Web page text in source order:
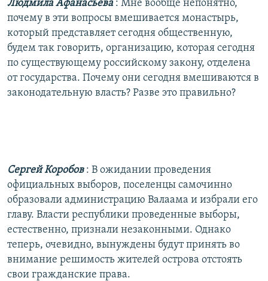
Людмила Афанасьева : Мне вообще непонятно,
почему в эти вопросы вмешивается монастырь,
который представляет сегодня общественную,
будем так говорить, организацию, которая сегодня
по существующему российскому закону, отделена
от государства. Почему они сегодня вмешиваются в
законодательную власть? Разве это правильно?
Сергей Коробов : В ожидании проведения
официальных выборов, поселенцы самочинно
образовали администрацию Валаама и избрали его
главу. Власти республики проведенные выборы,
естественно, признали незаконными. Однако
теперь, очевидно, вынуждены будут принять во
внимание решимость жителей острова отстоять
свои гражданские права.